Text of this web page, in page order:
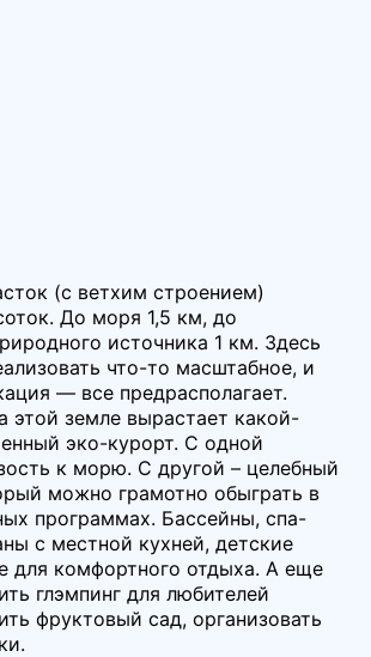
(с ветхим строением)
До моря 1,5 км, до
источника 1 км. Здесь
что-то масштабное, и
— все предрасполагает.
этой земле вырастает какой-
эко-курорт. С одной
к морю. С другой – целебный
можно грамотно обыграть в
программах. Бассейны, спа-
с местной кухней, детские
для комфортного отдыха. А еще
глэмпинг для любителей
фруктовый сад, организовать